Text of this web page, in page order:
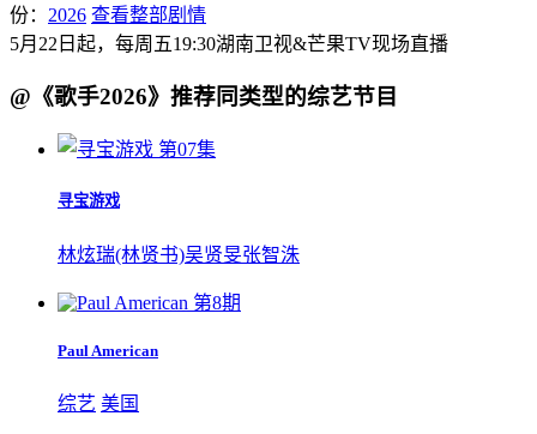
份： 2026 查看整部剧情
5月22日起，每周五19:30湖南卫视&芒果TV现场直播
@《歌手2026》推荐同类型的综艺节目
第07集
寻宝游戏
林炫瑞(林贤书)吴贤旻张智洙
第8期
Paul American
综艺 美国